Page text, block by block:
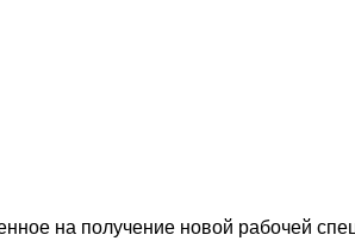
на получение новой рабочей